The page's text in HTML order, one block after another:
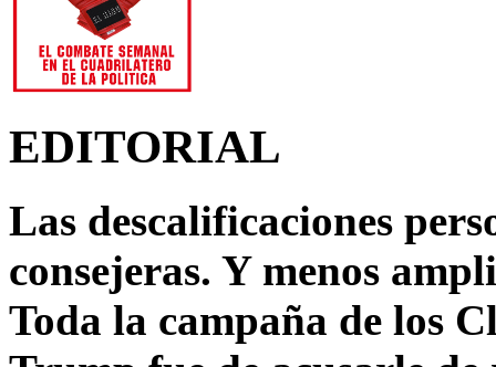
EDITORIAL
Las descalificaciones
consejeras. Y menos
Toda la campaña de los